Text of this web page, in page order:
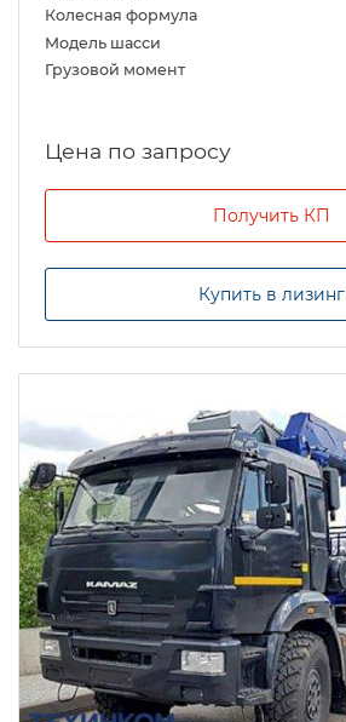
Колесная формула
Модель шасси
Грузовой момент
Цена по запросу
Получить КП
Купить в лизинг